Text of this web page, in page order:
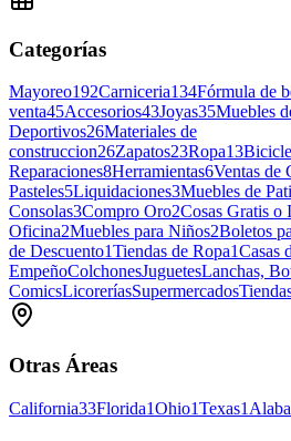
Categorías
Mayoreo192Carniceria134Fórmula de
venta45Accesorios43Joyas35Muebles
Deportivos26Materiales de
construccion26Zapatos23Ropa13
Reparaciones8Herramientas6Ventas de
Pasteles5Liquidaciones3Muebles de
Consolas3Compro Oro2Cosas Gratis o
Oficina2Muebles para Niños2Boletos
de Descuento1Tiendas de Ropa1Casas
EmpeñoColchonesJuguetesLanchas,
ComicsLicoreríasSupermercados
Otras Áreas
California33Florida1Ohio1Texas1